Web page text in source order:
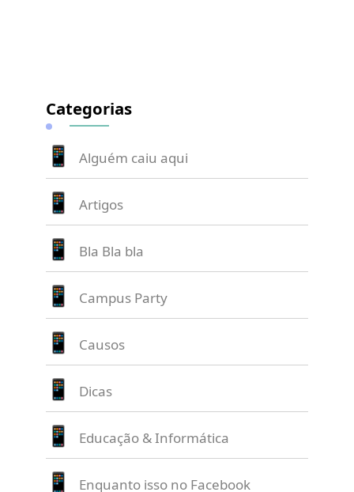
Categorias
Alguém caiu aqui
Artigos
Bla Bla bla
Campus Party
Causos
Dicas
Educação & Informática
Enquanto isso no Facebook